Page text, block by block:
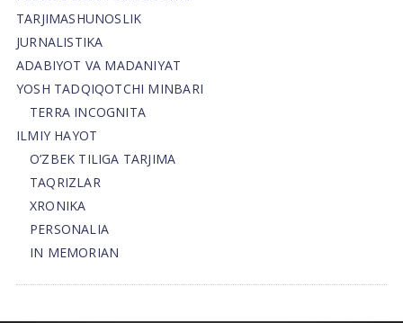
TARJIMASHUNOSLIK
JURNALISTIKA
ADABIYOT VA MADANIYAT
YOSH TADQIQOTCHI MINBARI
TERRA INCOGNITA
ILMIY HAYOT
O’ZBEK TILIGA TARJIMA
TAQRIZLAR
XRONIKA
PERSONALIA
IN MEMORIAN